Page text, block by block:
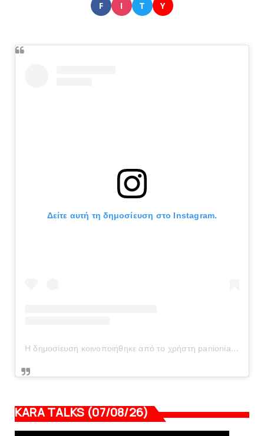
F I T Y
Δείτε αυτή τη δημοσίευση στο Instagram.
Η δημοσίευση κοινοποιήθηκε από το χρήστη panionianea.gr (@panionianea.gr)
KARA TALKS (07/08/26)